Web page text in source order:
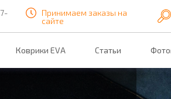
Принимаем заказы на
сайте
Коврики EVA Статьи